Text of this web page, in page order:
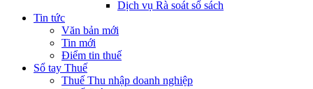
Dịch vụ Rà soát sổ sách
Tin tức
Văn bản mới
Tin mới
Điểm tin thuế
Sổ tay Thuế
Thuế Thu nhập doanh nghiệp